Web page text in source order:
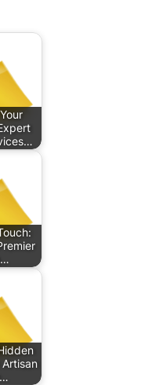
Artisan